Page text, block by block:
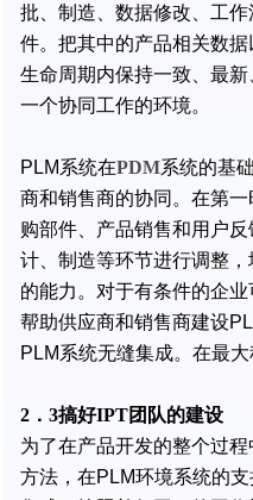
批、制造、数据修改、工
件。把其中的产品相关数
生命周期内保持一致、最
一个协同工作的环境。
PLM系统在PDM系统的基
商和销售商的协同。在第
购部件、产品销售和用户
计、制造等环节进行调整
的能力。对于有条件的企
帮助供应商和销售商建设
PLM系统无缝集成。在最
2．3搞好IPT团队的建设
为了在产品开发的整个过
方法，在PLM环境系统的